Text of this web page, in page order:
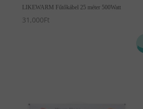
LIKEWARM Fűtőkábel 25 méter 500Watt
31,000Ft